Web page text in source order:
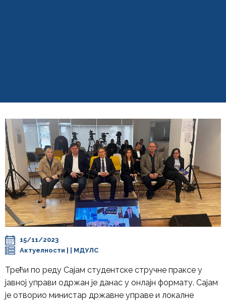
15/11/2023
Актуелности
МДУЛС
Трећи по реду Сајам студентске стручне праксе у
јавној управи одржан је данас у онлајн формату. Сајам
је отворио министар државне управе и локалне